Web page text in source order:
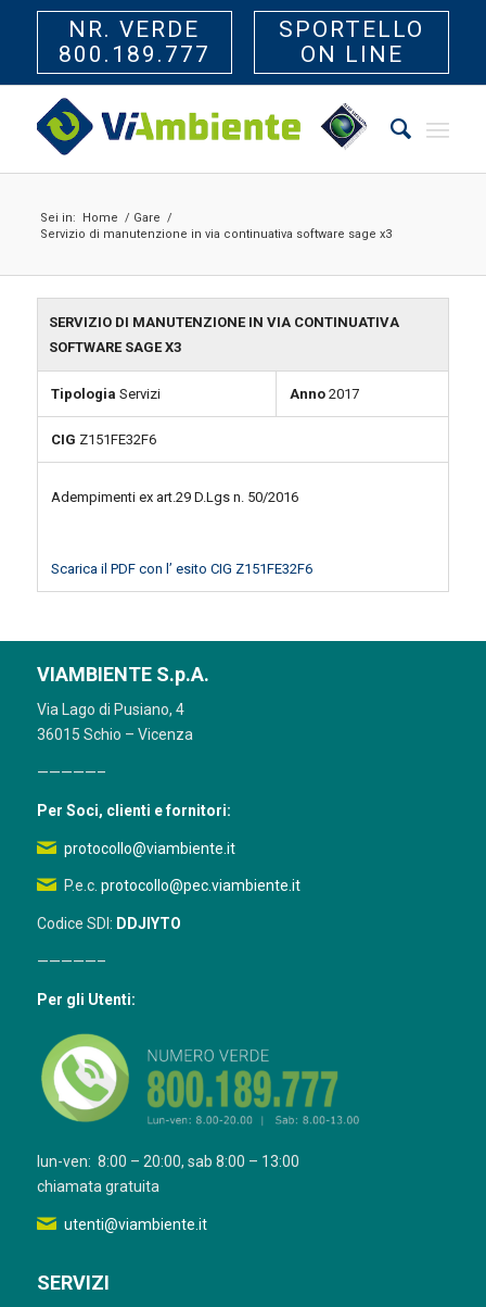
NR. VERDE
800.189.777
SPORTELLO
ON LINE
Sei in: Home / Gare /
Servizio di manutenzione in via continuativa software sage x3
SERVIZIO DI MANUTENZIONE IN VIA CONTINUATIVA
SOFTWARE SAGE X3
Tipologia Servizi Anno2017
CIG Z151FE32F6
Adempimenti ex art.29 D.Lgs n. 50/2016
Scarica il PDF con l’ esito CIG Z151FE32F6
VIAMBIENTE S.p.A.
Via Lago di Pusiano, 4
36015 Schio – Vicenza
—————–
Per Soci, clienti e fornitori:
protocollo@viambiente.it
P.e.c. protocollo@pec.viambiente.it
Codice SDI: DDJIYTO
—————–
Per gli Utenti:
lun-ven: 8:00 – 20:00, sab 8:00 – 13:00
chiamata gratuita
utenti@viambiente.it
SERVIZI